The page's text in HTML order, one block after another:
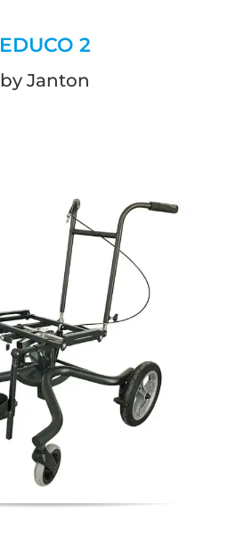
EDUCO 2
by Janton